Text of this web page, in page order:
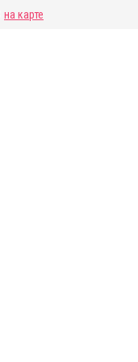
на карте